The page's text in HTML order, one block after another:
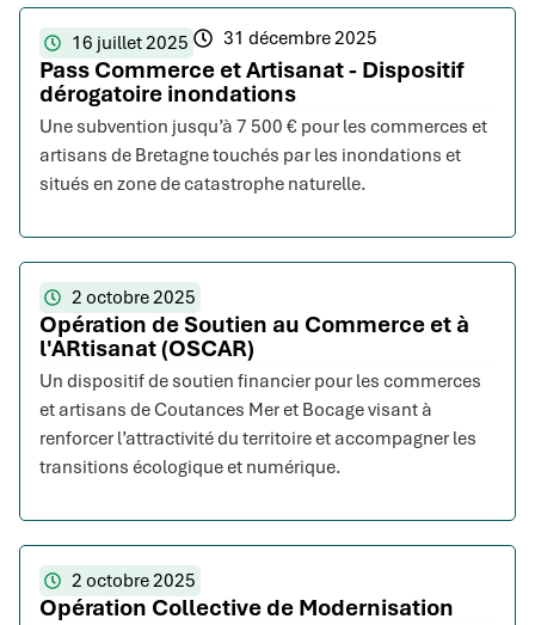
16 juillet 2025 31 décembre 2025
Pass Commerce et Artisanat - Dispositif
dérogatoire inondations
Une subvention jusqu’à 7 500 € pour les commerces et
artisans de Bretagne touchés par les inondations et
situés en zone de catastrophe naturelle.
2 octobre 2025
Opération de Soutien au Commerce et à
l'ARtisanat (OSCAR)
Un dispositif de soutien financier pour les commerces
et artisans de Coutances Mer et Bocage visant à
renforcer l’attractivité du territoire et accompagner les
transitions écologique et numérique.
2 octobre 2025
Opération Collective de Modernisation